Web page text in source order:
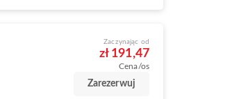
Zaczynając od
zł 191,47
Cena/os
Zarezerwuj